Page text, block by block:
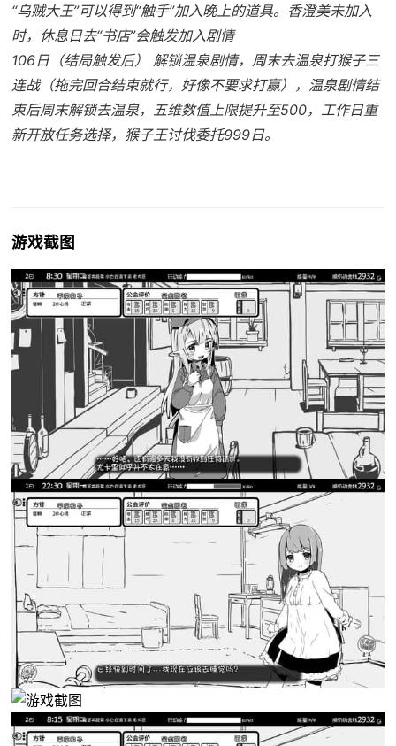
“乌贼大王”可以得到“触手”加入晚上的道具。香澄美未加入
时，休息日去“书店”会触发加入剧情
106日（结局触发后） 解锁温泉剧情，周末去温泉打猴子三
连战（拖完回合结束就行，好像不要求打赢），温泉剧情结
束后周末解锁去温泉，五维数值上限提升至500，工作日重
新开放任务选择，猴子王讨伐委托999日。
游戏截图